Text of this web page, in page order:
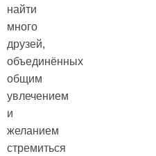
найти
много
друзей,
объединённых
общим
увлечением
и
желанием
стремиться